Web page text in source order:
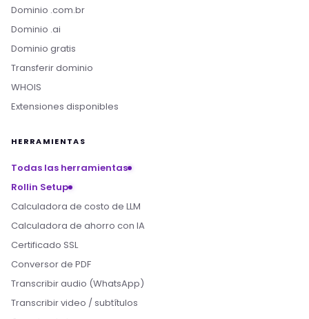
Dominio .com.br
Dominio .ai
Dominio gratis
Transferir dominio
WHOIS
Extensiones disponibles
HERRAMIENTAS
Todas las herramientas
Rollin Setup
Calculadora de costo de LLM
Calculadora de ahorro con IA
Certificado SSL
Conversor de PDF
Transcribir audio (WhatsApp)
Transcribir video / subtítulos
Boa tarde! Sou o Nikko, da Rollin Host. 👋
Estamos aqui pra acelerar projetos com
hospedagem otimizada, IA e automação. O que
você procura?